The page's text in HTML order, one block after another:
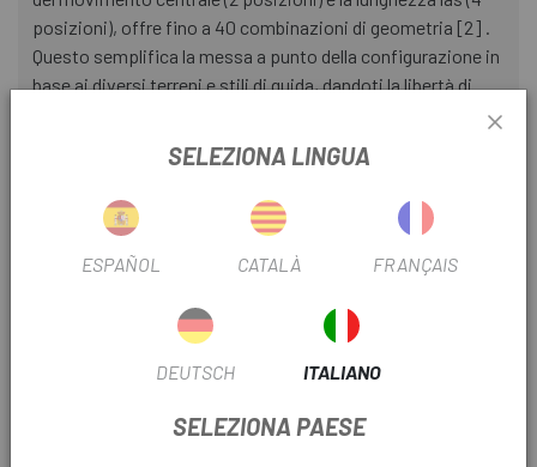
posizioni), offre fino a 40 combinazioni di geometria [2] .
Questo semplifica la messa a punto della configurazione in
base ai diversi terreni e stili di guida, dandoti la libertà di
control della tua corsa.
Con un angolo del tubo sterzo predefinito di 64,5°, las
calotte della serie sterzo regolabili offrono cinque livelli di
più lasca aumenta il trail, garantendo maggiore stabilità alle
manubrio. Un'impostazione vertical migliora l'agilità e
SELEZIONA LINGUA
ESPAÑOL CATALÀ FRANÇAIS
DEUTSCH ITALIANO
SELEZIONA PAESE